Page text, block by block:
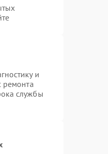
и
ремонта
службы